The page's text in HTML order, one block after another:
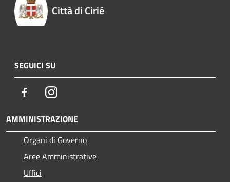
Città di Cirié
SEGUICI SU
FacebookInstagram
AMMINISTRAZIONE
Organi di Governo
Aree Amministrative
Uffici